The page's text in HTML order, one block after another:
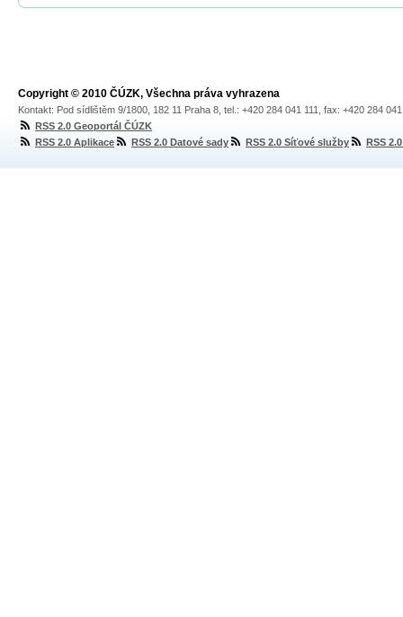
Copyright © 2010 ČÚZK, Všechna práva vyhrazena
Kontakt: Pod sídlištěm 9/1800, 182 11 Praha 8, tel.: +420 284 041 111, fax: +420 284
RSS 2.0 Geoportál ČÚZK
RSS 2.0 Aplikace
RSS 2.0 Datové sady RSS 2.0 Síťové služby RSS